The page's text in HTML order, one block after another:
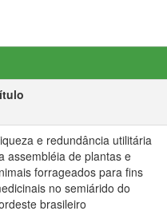
e redundância utilitária
assembléia de plantas e
forrageados para fins
no semiárido do
brasileiro